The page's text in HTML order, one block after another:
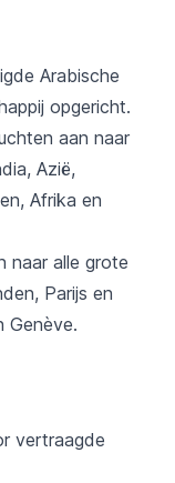
Arabische
opgericht.
aan naar
Azië,
Afrika en
naar alle grote
Parijs en
Genève.
vertraagde